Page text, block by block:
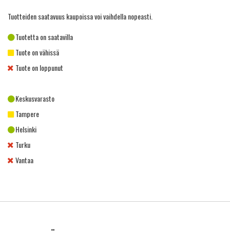
Tuotteiden saatavuus kaupoissa voi vaihdella nopeasti.
Tuotetta on saatavilla
Tuote on vähissä
Tuote on loppunut
Keskusvarasto
Tampere
Helsinki
Turku
Vantaa